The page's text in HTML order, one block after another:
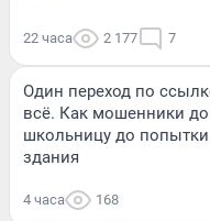
22 часа 2 177 7
Один переход по
всё. Как мошенники
школьницу до
здания
4 часа 168
ЗДОРОВЬЕ